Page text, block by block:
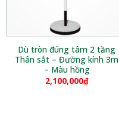
Dù tròn đúng tâm 2 tầng
Thân sắt – Đường kính 3m
– Màu hồng
2,100,000₫